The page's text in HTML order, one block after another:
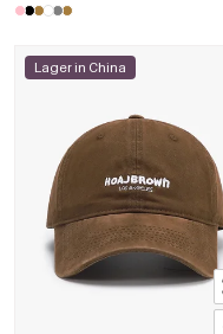
Lager in China